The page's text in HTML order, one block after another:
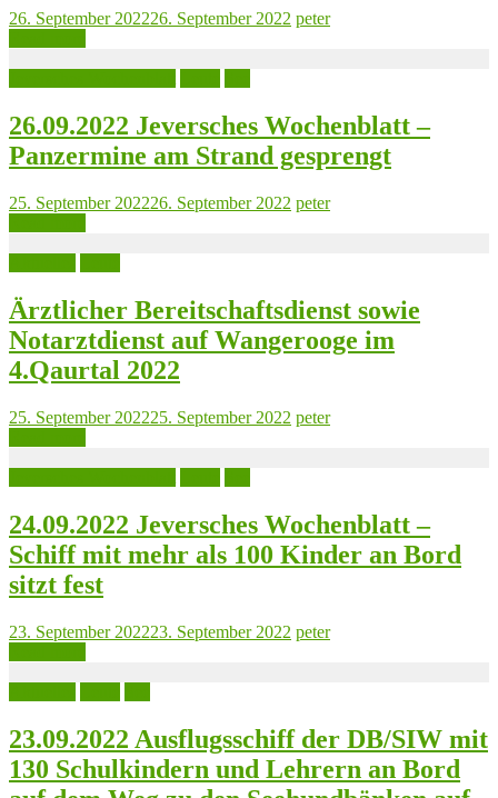
26. September 202226. September 2022 peter
26.09.2022 Jeversches Wochenblatt –
Panzermine am Strand gesprengt
25. September 202226. September 2022 peter
Ärztlicher Bereitschaftsdienst sowie
Notarztdienst auf Wangerooge im
4.Qaurtal 2022
25. September 202225. September 2022 peter
24.09.2022 Jeversches Wochenblatt –
Schiff mit mehr als 100 Kinder an Bord
sitzt fest
23. September 202223. September 2022 peter
23.09.2022 Ausflugsschiff der DB/SIW mit
130 Schulkindern und Lehrern an Bord